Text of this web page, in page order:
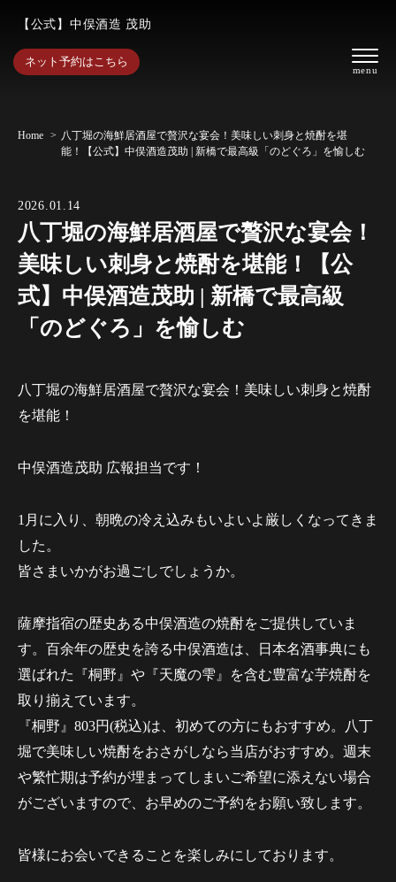
【公式】中俣酒造 茂助
ネット予約はこちら
Home
八丁堀の海鮮居酒屋で贅沢な宴会！美味しい刺身と焼酎を堪
能！【公式】中俣酒造茂助 | 新橋で最高級「のどぐろ」を愉しむ
2026.01.14
八丁堀の海鮮居酒屋で贅沢な宴会！
美味しい刺身と焼酎を堪能！【公
式】中俣酒造茂助 | 新橋で最高級
「のどぐろ」を愉しむ
八丁堀の海鮮居酒屋で贅沢な宴会！美味しい刺身と焼酎
を堪能！
中俣酒造茂助 広報担当です！
1月に入り、朝晩の冷え込みもいよいよ厳しくなってきま
した。
皆さまいかがお過ごしでしょうか。
薩摩指宿の歴史ある中俣酒造の焼酎をご提供していま
す。百余年の歴史を誇る中俣酒造は、日本名酒事典にも
選ばれた『桐野』や『天魔の雫』を含む豊富な芋焼酎を
取り揃えています。
『桐野』803円(税込)は、初めての方にもおすすめ。八丁
堀で美味しい焼酎をおさがしなら当店がおすすめ。週末
や繁忙期は予約が埋まってしまいご希望に添えない場合
がございますので、お早めのご予約をお願い致します。
皆様にお会いできることを楽しみにしております。